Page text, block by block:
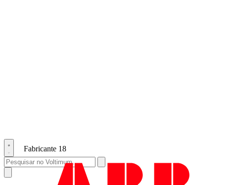
Fabricante 18